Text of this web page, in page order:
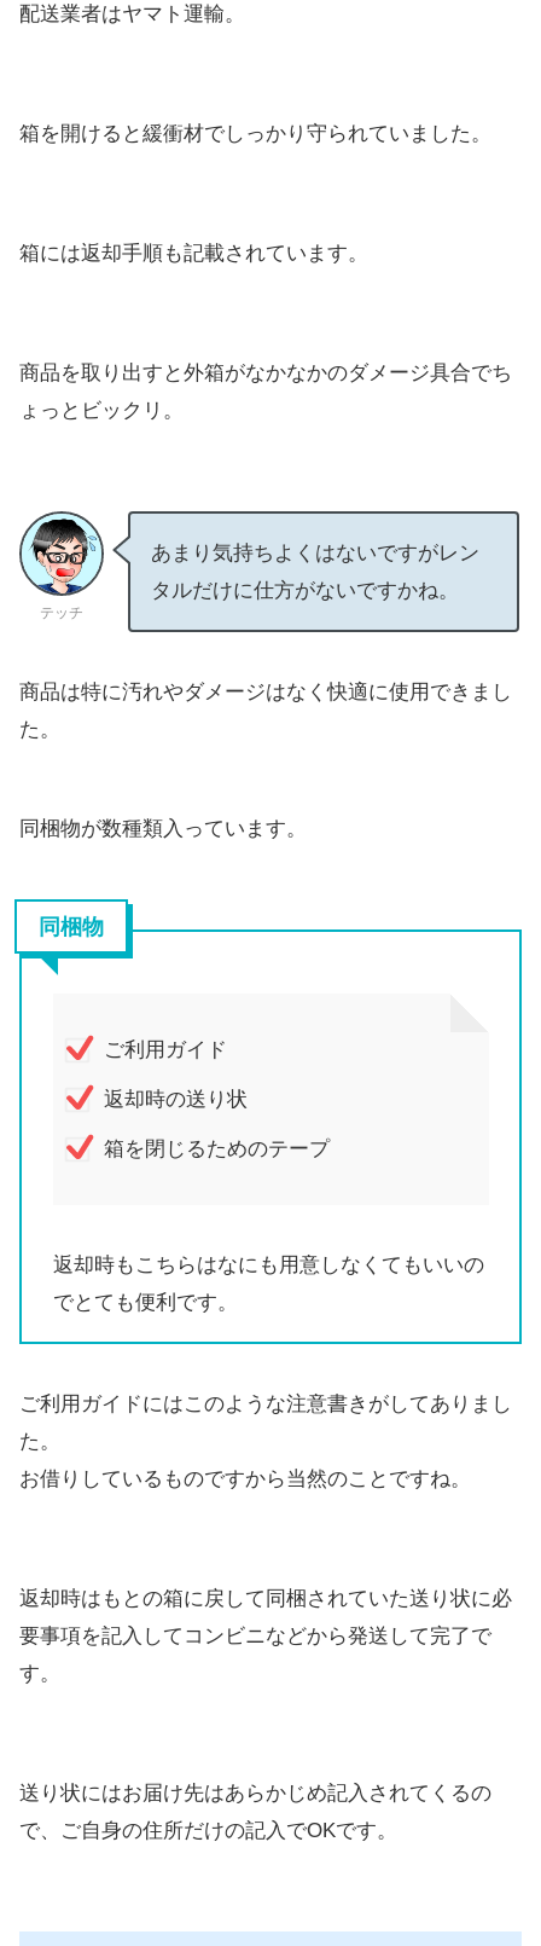
配送業者はヤマト運輸。
箱を開けると緩衝材でしっかり守られていました。
箱には返却手順も記載されています。
商品を取り出すと外箱がなかなかのダメージ具合でち
ょっとビックリ。
テッチ
あまり気持ちよくはないですがレン
タルだけに仕方がないですかね。
商品は特に汚れやダメージはなく快適に使用できまし
た。
同梱物が数種類入っています。
同梱物
ご利用ガイド
返却時の送り状
箱を閉じるためのテープ
返却時もこちらはなにも用意しなくてもいいの
でとても便利です。
ご利用ガイドにはこのような注意書きがしてありまし
た。
お借りしているものですから当然のことですね。
返却時はもとの箱に戻して同梱されていた送り状に必
要事項を記入してコンビニなどから発送して完了で
す。
送り状にはお届け先はあらかじめ記入されてくるの
で、ご自身の住所だけの記入でOKです。